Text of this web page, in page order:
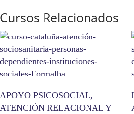
Cursos Relacionados
APOYO PSICOSOCIAL,
ATENCIÓN RELACIONAL Y